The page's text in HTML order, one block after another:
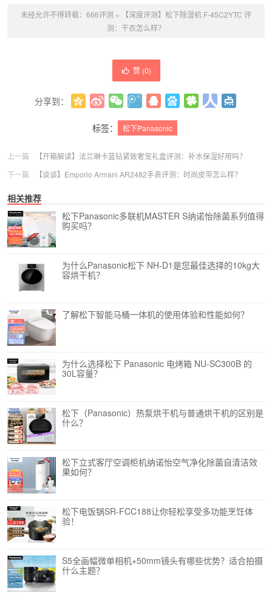
未经允许不得转载： 666评测 »
【深度评测】松下除湿机 F-45C2YTC 评
测：干衣怎么样？
赞 (0)
分享到：
标签：
松下Panasonic
上一篇
【开箱解读】法兰琳卡蓝钻紧致奢宠礼盒评测：补水保湿好用吗？
下一篇
【谈谈】Emporio Armani AR2482手表评测：时尚皮带怎么样？
相关推荐
松下Panasonic多联机MASTER S纳诺怡除菌系列值得
购买吗？
为什么Panasonic松下 NH-D1是您最佳选择的10kg大
容烘干机？
了解松下智能马桶一体机的使用体验和性能如何？
为什么选择松下 Panasonic 电烤箱 NU-SC300B 的
30L容量？
松下（Panasonic）热泵烘干机与普通烘干机的区别是
什么？
松下立式客厅空调柜机纳诺怡空气净化除菌自清洁效
果如何？
松下电饭锅SR-FCC188让你轻松享受多功能烹饪体
验！
S5全画幅微单相机+50mm镜头有哪些优势？适合拍摄
什么主题？